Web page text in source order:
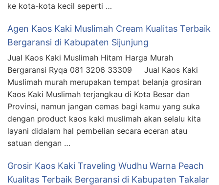
ke kota-kota kecil seperti …
Agen Kaos Kaki Muslimah Cream Kualitas Terbaik
Bergaransi di Kabupaten Sijunjung
Jual Kaos Kaki Muslimah Hitam Harga Murah
Bergaransi Ryqa 081 3206 33309 Jual Kaos Kaki
Muslimah murah merupakan tempat belanja grosiran
Kaos Kaki Muslimah terjangkau di Kota Besar dan
Provinsi, namun jangan cemas bagi kamu yang suka
dengan product kaos kaki muslimah akan selalu kita
layani didalam hal pembelian secara eceran atau
satuan dengan …
Grosir Kaos Kaki Traveling Wudhu Warna Peach
Kualitas Terbaik Bergaransi di Kabupaten Takalar